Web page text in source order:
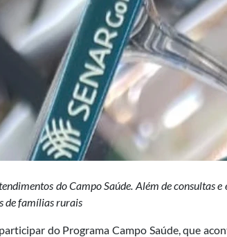
do Campo Saúde. Além de consultas
de famílias rurais
do Programa Campo Saúde, que